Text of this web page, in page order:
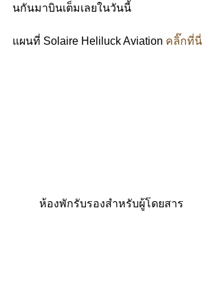
นกันมาบินเต็มเลยในวันนี้
แผนที่ Solaire Heliluck Aviation คลิ๊กที่นี่
ห้องพักรับรองสำหรับผู้โดยสาร